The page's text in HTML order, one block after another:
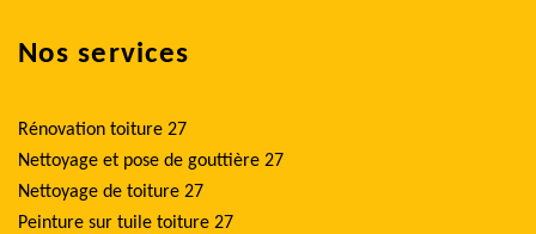
Nos services
Rénovation toiture 27
Nettoyage et pose de gouttière 27
Nettoyage de toiture 27
Peinture sur tuile toiture 27